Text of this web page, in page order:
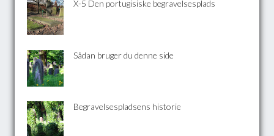
X-5 Den portugisiske begravelsesplads
Sådan bruger du denne side
Begravelsespladsens historie